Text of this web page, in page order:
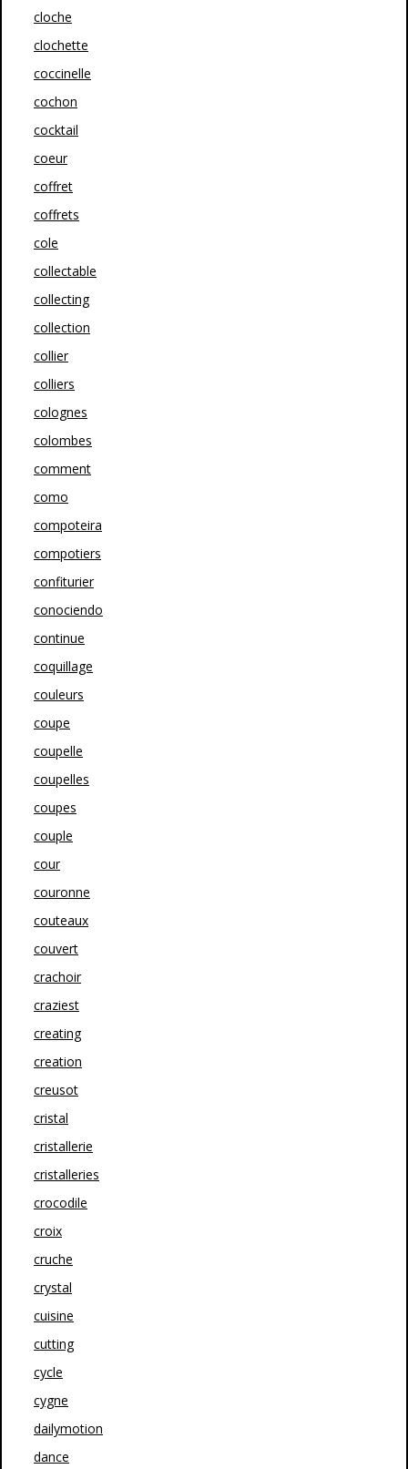
cloche
clochette
coccinelle
cochon
cocktail
coeur
coffret
coffrets
cole
collectable
collecting
collection
collier
colliers
colognes
colombes
comment
como
compoteira
compotiers
confiturier
conociendo
continue
coquillage
couleurs
coupe
coupelle
coupelles
coupes
couple
cour
couronne
couteaux
couvert
crachoir
craziest
creating
creation
creusot
cristal
cristallerie
cristalleries
crocodile
croix
cruche
crystal
cuisine
cutting
cycle
cygne
dailymotion
dance